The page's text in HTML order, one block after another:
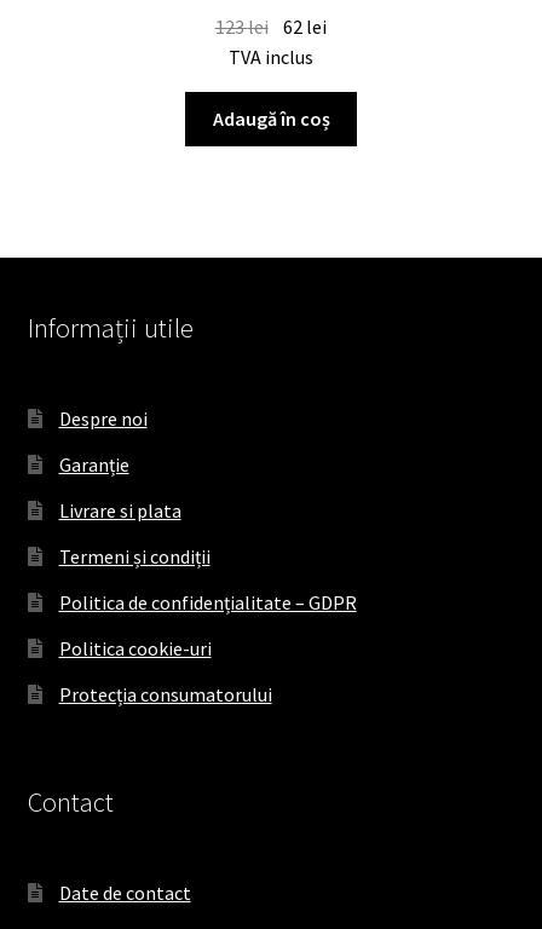
123lei 62 lei
TVA inclus
Adaugă în coș
Informații utile
Despre noi
Garanție
Livrare si plata
Termeni și condiții
Politica de confidențialitate – GDPR
Politica cookie-uri
Protecția consumatorului
Contact
Date de contact